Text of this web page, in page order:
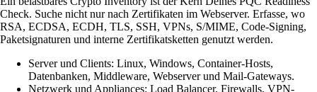
Check. Suche nicht nur nach Zertifikaten im Webserver. Erfasse, wo
RSA, ECDSA, ECDH, TLS, SSH, VPNs, S/MIME, Code-Signing,
Paketsignaturen und interne Zertifikatsketten genutzt werden.
Server und Clients: Linux, Windows, Container-Hosts,
Datenbanken, Middleware, Webserver und Mail-Gateways.
Netzwerk und Appliances: Load Balancer, Firewalls, VPN-